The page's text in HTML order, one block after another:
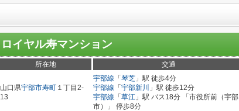
ロイヤル寿マンション
所在地 交通
山口県宇部市寿町 １丁目2-
13
宇部線 「 琴芝 」駅 徒歩4分
宇部線 「 宇部新川
」駅 徒歩12分
宇部線 「 草江 」駅 バス18分 「市役所前（宇部
市）」 停歩8分